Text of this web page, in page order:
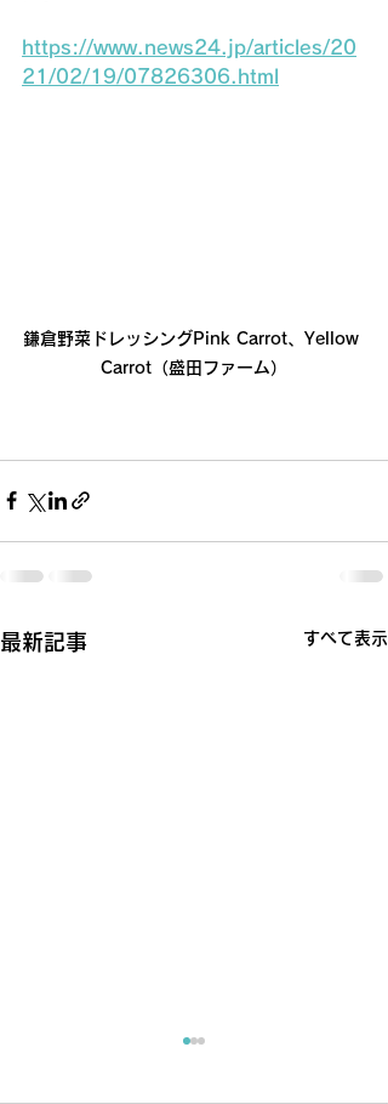
https://www.news24.jp/articles/20
21/02/19/07826306.html
鎌倉野菜ドレッシングPink Carrot、Yellow
Carrot（盛田ファーム）
最新記事 すべて表示